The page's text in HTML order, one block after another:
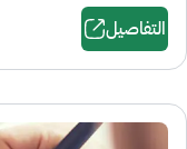
التفاصيل